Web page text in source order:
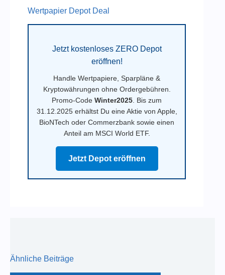
Wertpapier Depot Deal
Jetzt kostenloses ZERO Depot
eröffnen!
Handle Wertpapiere, Sparpläne &
Kryptowährungen ohne Ordergebühren.
Promo-CodeWinter2025 . Bis zum
31.12.2025 erhältst Du eine Aktie von Apple,
BioNTech oder Commerzbank sowie einen
Anteil am MSCI World ETF.
Jetzt Depot eröffnen
Ähnliche Beiträge